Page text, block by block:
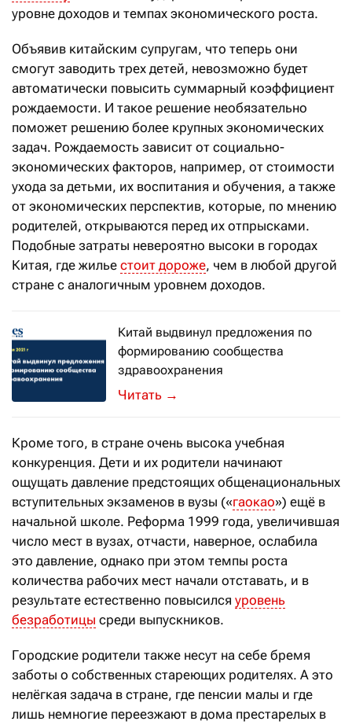
уровне доходов и темпах экономического роста.
Объявив китайским супругам, что теперь они
смогут заводить трех детей, невозможно будет
автоматически повысить суммарный коэффициент
рождаемости. И такое решение необязательно
поможет решению более крупных экономических
задач. Рождаемость зависит от социально-
экономических факторов, например, от стоимости
ухода за детьми, их воспитания и обучения, а также
от экономических перспектив, которые, по мнению
родителей, открываются перед их отпрысками.
Подобные затраты невероятно высоки в городах
Китая, где жилье стоит дороже, чем в любой другой
стране с аналогичным уровнем доходов.
Китай выдвинул предложения по
формированию сообщества
здравоохранения
→
Кроме того, в стране очень высока учебная
конкуренция. Дети и их родители начинают
ощущать давление предстоящих общенациональных
вступительных экзаменов в вузы («гаокао») ещё в
начальной школе. Реформа 1999 года, увеличившая
число мест в вузах, отчасти, наверное, ослабила
это давление, однако при этом темпы роста
количества рабочих мест начали отставать, и в
результате естественно повысился уровень
безработицы среди выпускников.
Городские родители также несут на себе бремя
заботы о собственных стареющих родителях. А это
нелёгкая задача в стране, где пенсии малы и где
лишь немногие переезжают в дома престарелых в